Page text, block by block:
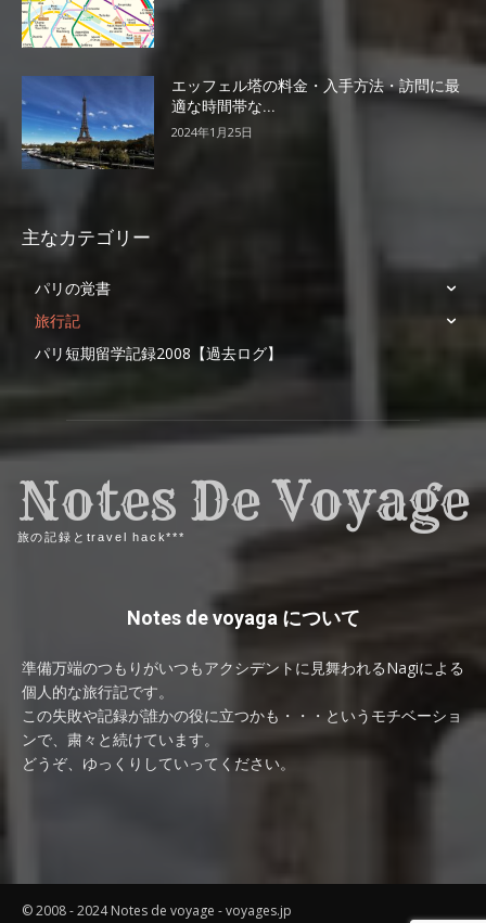
エッフェル塔の料金・入手方法・訪問に最
適な時間帯な...
2024年1月25日
主なカテゴリー
パリの覚書
旅行記
パリ短期留学記録2008【過去ログ】
Notes De Voyage
旅の記録とtravel hack***
Notes de voyaga について
準備万端のつもりがいつもアクシデントに見舞われるNagiによる
個人的な旅行記です。
この失敗や記録が誰かの役に立つかも・・・というモチベーショ
ンで、粛々と続けています。
どうぞ、ゆっくりしていってください。
© 2008 - 2024 Notes de voyage - voyages.jp